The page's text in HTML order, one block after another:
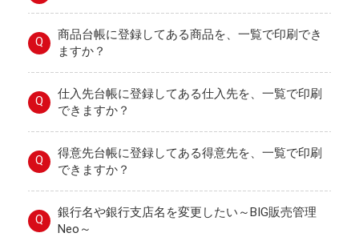
Q
商品台帳に登録してある商品を、一覧で印刷でき
ますか？
Q
仕入先台帳に登録してある仕入先を、一覧で印刷
できますか？
Q
得意先台帳に登録してある得意先を、一覧で印刷
できますか？
Q
銀行名や銀行支店名を変更したい～BIG販売管理
Neo～